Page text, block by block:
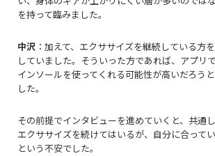
を持って臨みました。
中沢 ：加えて、エクササイズを継続している方
していました。そういった方であれば、アプリ
インソールを使ってくれる可能性が高いだろう
した。
その前提でインタビューを進めていくと、共通
エクササイズを続けてはいるが、自分に合って
という不安でした。